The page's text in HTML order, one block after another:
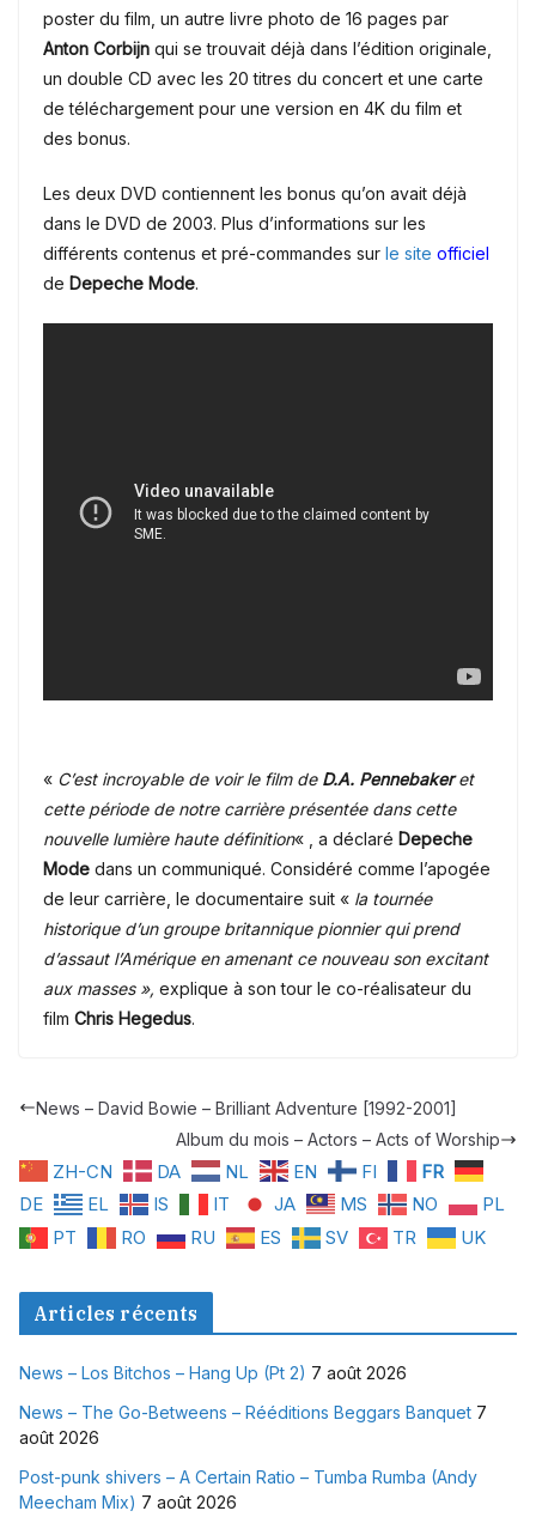
poster du film, un autre livre photo de 16 pages par
Anton Corbijn qui se trouvait déjà dans l’édition originale,
un double CD avec les 20 titres du concert et une carte
de téléchargement pour une version en 4K du film et
des bonus.
Les deux DVD contiennent les bonus qu’on avait déjà
dans le DVD de 2003. Plus d’informations sur les
différents contenus et pré-commandes sur le site officiel
de Depeche Mode.
« C’est incroyable de voir le film de D.A. Pennebakeret
cette période de notre carrière présentée dans cette
nouvelle lumière haute définition« , a déclaré Depeche
Mode dans un communiqué. Considéré comme l’apogée
de leur carrière, le documentaire suit « la tournée
historique d’un groupe britannique pionnier qui prend
d’assaut l’Amérique en amenant ce nouveau son excitant
aux masses », explique à son tour le co-réalisateur du
film Chris Hegedus.
News – David Bowie – Brilliant Adventure [1992-2001]
Album du mois – Actors – Acts of Worship
ZH-CN DA NL EN FI
FR
DE
EL IS IT JA MS NO
PL
PT
RO RU ES SV TR UK
Articles récents
News – Los Bitchos – Hang Up (Pt 2) 7 août 2026
News – The Go-Betweens – Rééditions Beggars Banquet 7
août 2026
Post-punk shivers – A Certain Ratio – Tumba Rumba (Andy
Meecham Mix) 7 août 2026